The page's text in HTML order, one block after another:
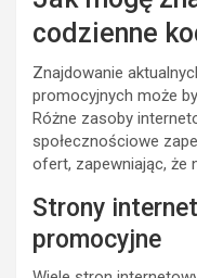
codzienne
Znajdowanie
promocyjnych może
Różne zasoby
społecznościowe
ofert, zapewniając, że
Strony
promocyjne